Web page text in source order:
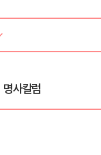
명사칼럼